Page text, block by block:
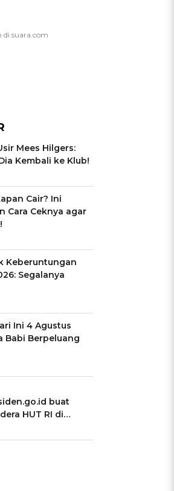
Mees Hilgers:
Kembali ke Klub!
Cair? Ini
Cara Ceknya agar
Keberuntungan
Segalanya
Ini 4 Agustus
Babi Berpeluang
buat
HUT RI di